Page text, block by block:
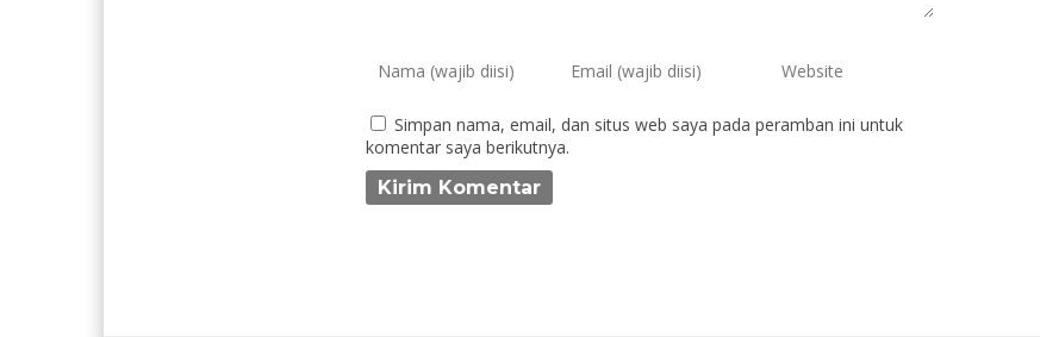
Simpan nama, email, dan situs web saya pada peramban ini untuk
komentar saya berikutnya.